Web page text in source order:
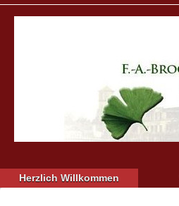
Herzlich Willkommen